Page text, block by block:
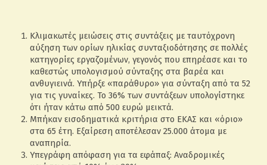
Κλιμακωτές μειώσεις στις συντάξεις με ταυτόχρονη
αύξηση των ορίων ηλικίας συνταξιοδότησης σε πολλές
κατηγορίες εργαζομένων, γεγονός που επηρέασε και το
καθεστώς υπολογισμού σύνταξης στα βαρέα και
ανθυγιεινά. Υπήρξε «παράθυρο» για σύνταξη από τα 52
για τις γυναίκες. Το 36% των συντάξεων υπολογίστηκε
ότι ήταν κάτω από 500 ευρώ μεικτά.
Μπήκαν εισοδηματικά κριτήρια στο ΕΚΑΣ και «όριο»
στα 65 έτη. Εξαίρεση αποτέλεσαν 25.000 άτομα με
αναπηρία.
Υπεγράφη απόφαση για τα εφάπαξ: Αναδρομικές